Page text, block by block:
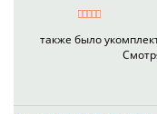
также было